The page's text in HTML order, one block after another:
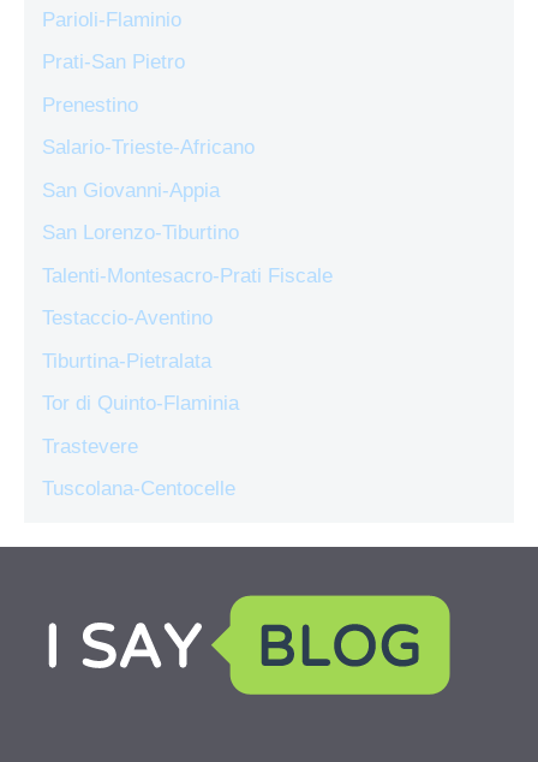
Parioli-Flaminio
Prati-San Pietro
Prenestino
Salario-Trieste-Africano
San Giovanni-Appia
San Lorenzo-Tiburtino
Talenti-Montesacro-Prati Fiscale
Testaccio-Aventino
Tiburtina-Pietralata
Tor di Quinto-Flaminia
Trastevere
Tuscolana-Centocelle